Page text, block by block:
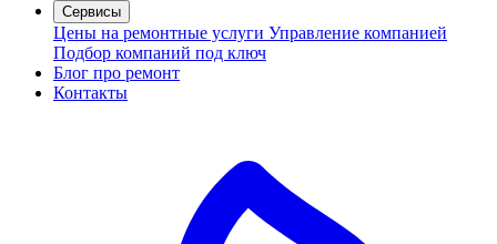
Сервисы
Цены на ремонтные услуги Управление компанией
Подбор компаний под ключ
Блог про ремонт
Контакты